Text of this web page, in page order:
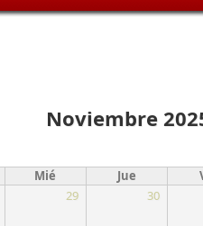
aquí
Noviembre
Mié Jue
29 30